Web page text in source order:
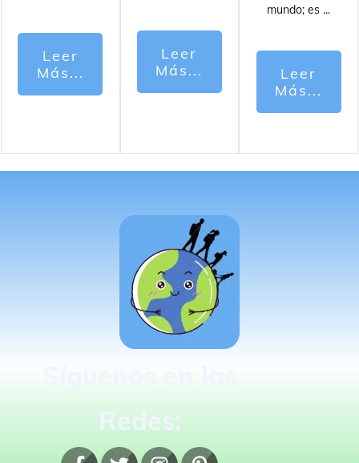
Leer
Más...
Leer
Más...
mundo; es ...
Leer
Más...
Redes: